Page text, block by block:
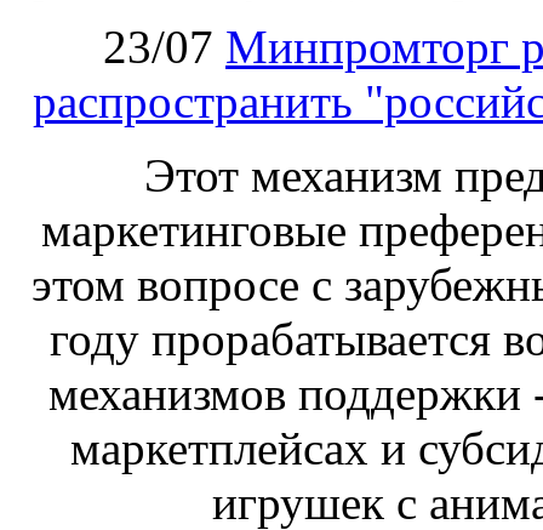
23/07 Минпромторг
распространить
Этот механизм
маркетинговые
этом вопросе с
году прорабатывается
механизмов поддержки
маркетплейсах и
игрушек с